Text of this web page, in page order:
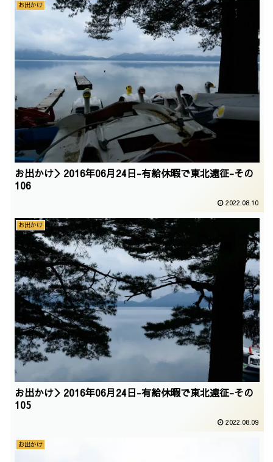
お出かけ
お出かけ＞2016年06月24日-有給休暇で東北遠征-その
106
2022.08.10
お出かけ
お出かけ＞2016年06月24日-有給休暇で東北遠征-その
105
2022.08.09
お出かけ